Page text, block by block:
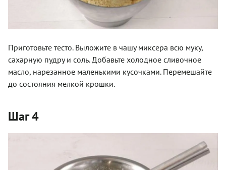
Приготовьте тесто. Выложите в чашу миксера всю муку,
сахарную пудру и соль. Добавьте холодное сливочное
масло, нарезанное маленькими кусочками. Перемешайте
до состояния мелкой крошки.
Шаг 4